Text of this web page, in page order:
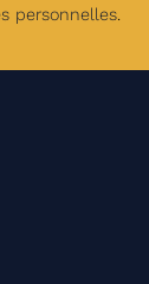
personnelles